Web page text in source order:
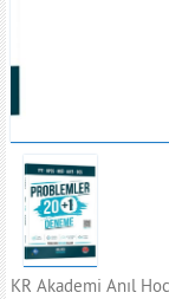
KR Akademi Anıl